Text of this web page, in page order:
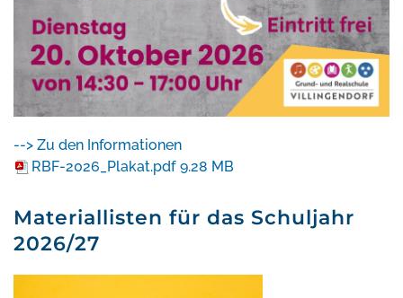
--> Zu den Informationen
RBF-2026_Plakat.pdf 9.28 MB
Materiallisten für das Schuljahr
2026/27